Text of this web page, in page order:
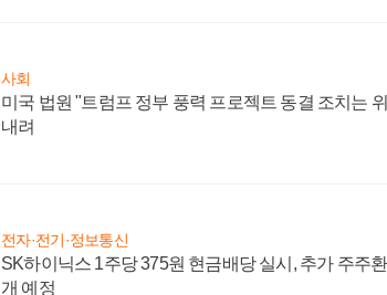
사회
미국 법원 "트럼프 정부 풍력 프로젝트 동결 조치는
내려
전자·전기·정보통신
SK하이닉스 1주당 375원 현금배당 실시, 추가 주주
개 예정